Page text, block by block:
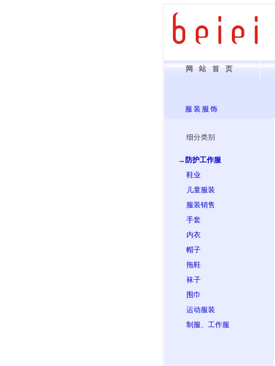
网站首页
服装服饰
细分类别
→防护工作服
鞋业
儿童服装
服装销售
手套
内衣
帽子
拖鞋
袜子
围巾
运动服装
制服、工作服